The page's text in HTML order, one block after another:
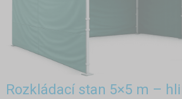
Rozkládací stan 5×5 m –